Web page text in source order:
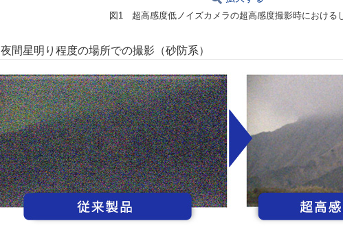
図1 超高感度低ノイズカメラの超高感度撮影時における
夜間星明り程度の場所での撮影（砂防系）